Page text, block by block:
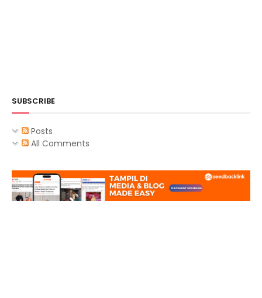
SUBSCRIBE
Posts
All Comments